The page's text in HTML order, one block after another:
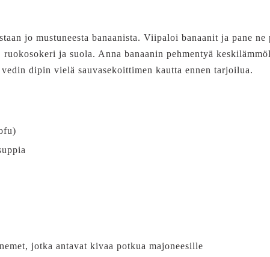
jo mustuneesta banaanista. Viipaloi banaanit ja pane ne
ja suola. Anna banaanin pehmentyä
dipin vielä sauvasekoittimen kautta ennen tarjoilua.
jotka antavat kivaa potkua majoneesille